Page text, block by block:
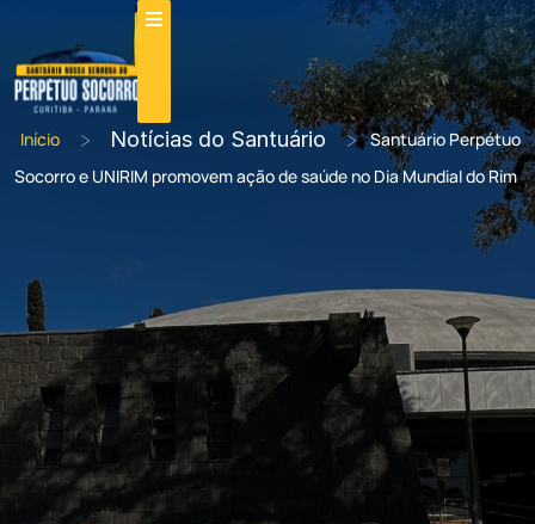
Início > Notícias do Santuário > Santuário Perpétuo
Socorro e UNIRIM promovem ação de saúde no Dia Mundial do Rim